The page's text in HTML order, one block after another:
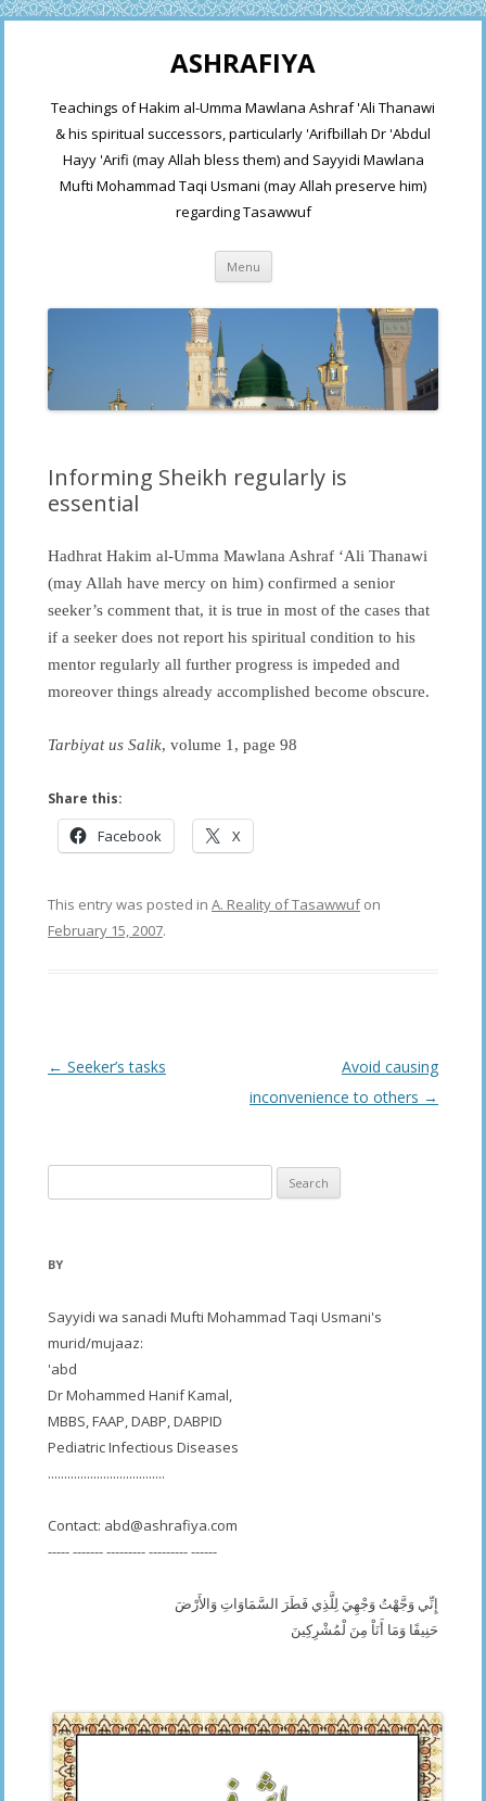
ASHRAFIYA
Teachings of Hakim al-Umma Mawlana Ashraf 'Ali Thanawi
& his spiritual successors, particularly 'Arifbillah Dr 'Abdul
Hayy 'Arifi (may Allah bless them) and Sayyidi Mawlana
Mufti Mohammad Taqi Usmani (may Allah preserve him)
regarding Tasawwuf
Menu Skip
content
Informing Sheikh regularly is
essential
Hadhrat Hakim al-Umma Mawlana Ashraf ‘Ali Thanawi
(may Allah have mercy on him) confirmed a senior
seeker’s comment that, it is true in most of the cases that
if a seeker does not report his spiritual condition to his
mentor regularly all further progress is impeded and
moreover things already accomplished become obscure.
Tarbiyat us Salik, volume 1, page 98
Share this:
Facebook X
This entry was posted in A. Reality of Tasawwufon
February 15, 2007.
Post
← Seeker’s tasks
Avoid causing
inconvenience to others →
for:
BY
Sayyidi wa sanadi Mufti Mohammad Taqi Usmani's
murid/mujaaz:
'abd
Dr Mohammed Hanif Kamal,
MBBS, FAAP, DABP, DABPID
Pediatric Infectious Diseases
....................................
Contact: abd@ashrafiya.com
----- ------- --------- --------- ------
إِنِّي وَجَّهْتُ وَجْهِيَ لِلَّذِي فَطَرَ السَّمَاوَاتِ وَالأَرْضَ
حَنِيفًا وَمَا أَنَاْ مِنَ لْمُشْرِكِينَ